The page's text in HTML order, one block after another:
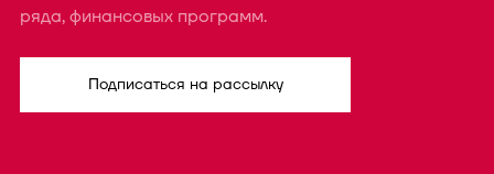
ряда, финансовых программ.
Подписаться на рассылку